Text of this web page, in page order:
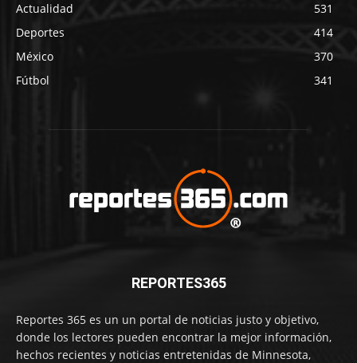
Actualidad
531
Deportes
414
México
370
Fútbol
341
REPORTES365
Reportes 365 es un un portal de noticias justo y objetivo,
donde los lectores pueden encontrar la mejor información,
hechos recientes y noticias entretenidas de Minnesota,